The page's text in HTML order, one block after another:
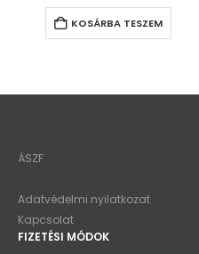
KOSÁRBA TESZEM
ÁSZF
Adatvédelmi nyilatkozat
Kapcsolat
FIZETÉSI MÓDOK